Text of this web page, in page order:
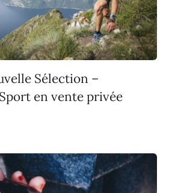
Sélection –
en vente privée